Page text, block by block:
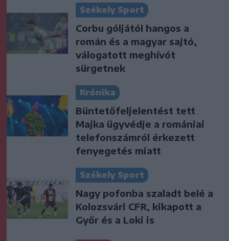
Székely Sport
Corbu góljától hangos a
román és a magyar sajtó,
válogatott meghívót
sürgetnek
Krónika
Büntetőfeljelentést tett
Majka ügyvédje a romániai
telefonszámról érkezett
fenyegetés miatt
Székely Sport
Nagy pofonba szaladt belé a
Kolozsvári CFR, kikapott a
Győr és a Loki is